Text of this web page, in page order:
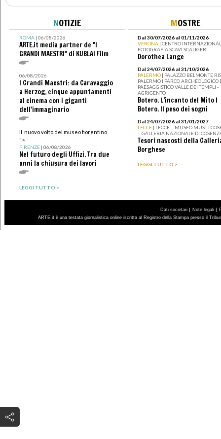
NOTIZIE
ROMA| 06/08/2026
ARTE.it media partner de "I
GRANDI MAESTRI" di KUBLAI Film
06/08/2026
I Grandi Maestri: da Caravaggio
a Herzog, cinque appuntamenti
al cinema con i giganti
dell'immaginario
Il nuovo volto del museo fiorentino
">
FIRENZE| 06/08/2026
Nel futuro degli Uffizi. Tra due
anni la chiusura dei lavori
LEGGI TUTTO >
MOSTRE
Dal 30/07/2026 al 01/11/2026
VERONA | CENTRO
FOTOGRAFIA SCAVI SCALIGERI
Dorothea Lange
Dal 24/07/2026 al 31/10/2026
PALERMO | PALAZZO BELMONTE
PALERMO I PARCO ARCHEOLOGICO
PAESAGGISTICO VALLE DEI TEMPLI -
AGRIGENTO
Botero. L’incanto del Mito I
Botero. Il peso dei sogni
Dal 24/07/2026 al 31/01/2027
LECCE | LECCE – MUSEO MUST I
– GALLERIA NAZIONALE DI
Tesori nascosti della
Borghese
LEGGI TUTTO >
Dati societari | Note legali |
ARTE.it è una testata giornalistica online iscritta al Registro della Stampa presso il